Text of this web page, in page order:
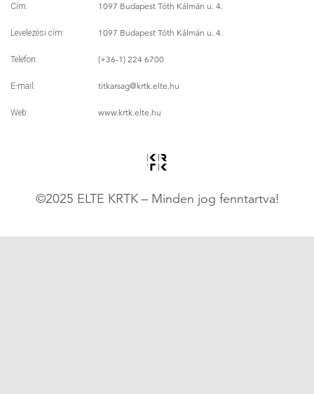
Cím: 1097 Budapest Tóth Kálmán u. 4.
Levelezési cím: 1097 Budapest Tóth Kálmán u. 4.
Telefon: (+36-1) 224 6700
E-mail: titkarsag@krtk.elte.hu
Web: www.krtk.elte.hu
©2025 ELTE KRTK – Minden jog fenntartva!